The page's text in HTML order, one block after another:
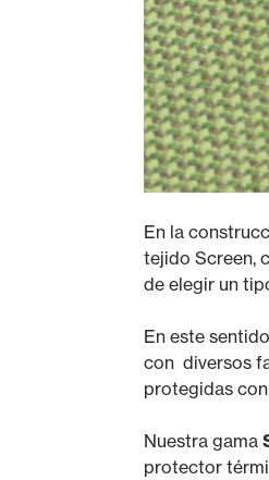
En la
tejido Screen,
de elegir un
En este
con diversos
protegidas
Nuestra gama
protector